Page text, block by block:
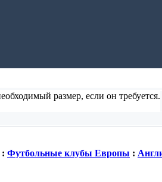
размер, если он требуется.
: Футбольные клубы Европы :